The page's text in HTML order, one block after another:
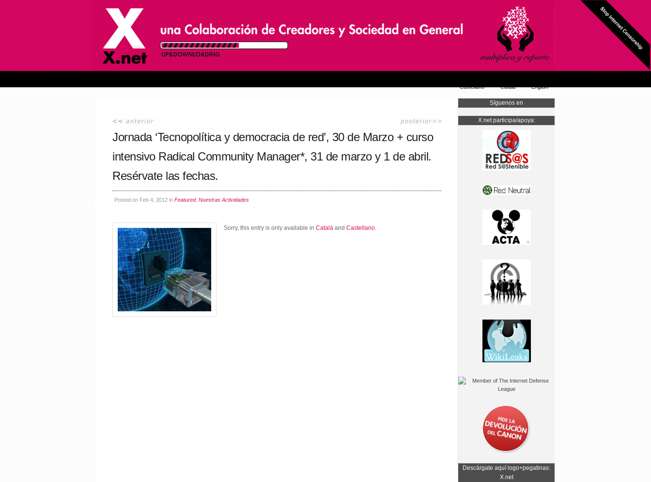
Castellano Català English
Jornada ‘Tecnopolítica y democracia de red’, 30 de Marzo + curso
intensivo Radical Community Manager*, 31 de marzo y 1 de abril.
Resérvate las fechas.
Posted on Feb 4, 2012 in Featured, Nuestras Actividades
Sorry, this entry is only available inCatalà andCastellano.
Síguenos en
X.net participa/apoya:
Descárgate aquí logo+pegatinas:
X.net